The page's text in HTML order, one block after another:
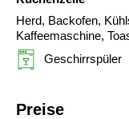
Herd, Backofen,
Kaffeemaschine,
Geschirrspüler
Preise